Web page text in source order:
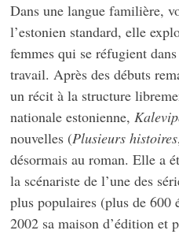
Dans une langue familière,
l’estonien standard, elle
femmes qui se réfugient
travail. Après des débuts
un récit à la structure
nationale estonienne,
nouvelles (Plusieurs histoires
désormais au roman. Elle a
la scénariste de l’une des
plus populaires (plus de 600
2002 sa maison d’édition et